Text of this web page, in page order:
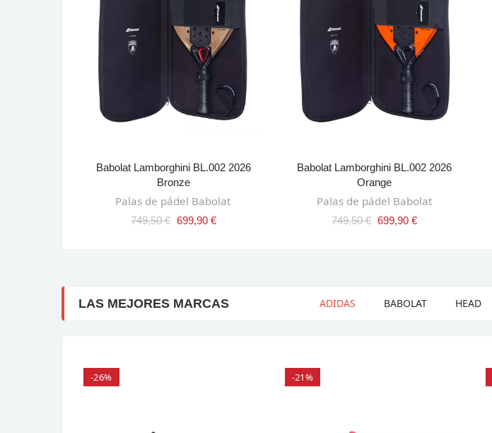
AÑADIR AL CARRITO
Babolat Lamborghini BL.002 2026
Bronze
Palas de pádel Babolat
749,50 € 699,90 €
AÑADIR AL CARRITO
Babolat Lamborghini BL.002 2026
Orange
Palas de pádel Babolat
749,50 € 699,90 €
LAS MEJORES MARCAS ADIDAS BABOLAT HEAD
-26% -21%